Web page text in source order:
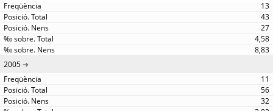
13
43
27
4,58
8,83
2005
11
56
32